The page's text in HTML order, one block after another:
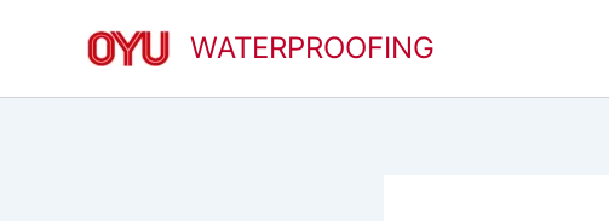
WATERPROOFING